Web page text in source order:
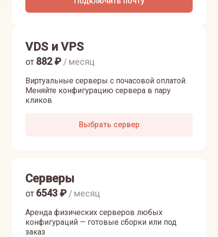
VDS и VPS
Виртуальные серверы с почасовой оплатой.
Меняйте конфигурацию сервера в пару
кликов
от 882₽ / месяц
Выбрать сервер
Серверы
Аренда физических серверов любых
конфигураций — готовые сборки или под
заказ
от 6543 ₽ / месяц